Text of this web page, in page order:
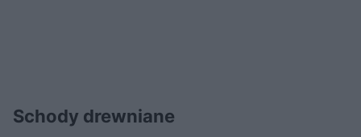
Schody drewniane